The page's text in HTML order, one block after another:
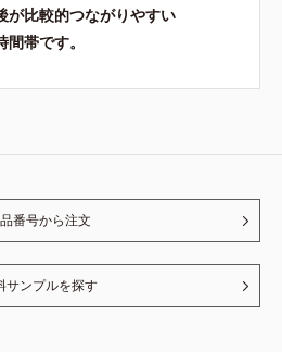
が比較的つながりやすい
間帯です。
番号から注文
サンプルを探す